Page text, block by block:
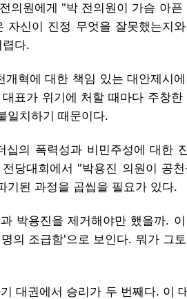
의원에게 "박 전의원이 가슴 아픈
자신이 진정 무엇을 잘못했는지
다.
혁에 대한 책임 있는 대안제시에
표가 위기에 처할 때마다 주창한
일치하기 때문이다.
의 폭력성과 비민주성에 대한
당대회에서 "박용진 의원이 공
기된 과정을 곱씹을 필요가 있다.
박용진을 제거해야만 했을까.
의 조급함'으로 보인다. 뭐가 그
대권에서 승리가 두 번째다. 이